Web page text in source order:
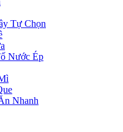
Tự Chọn
Nước Ép
Nhanh